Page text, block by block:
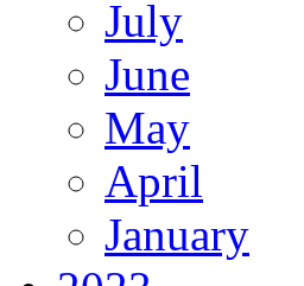
July
June
May
April
January